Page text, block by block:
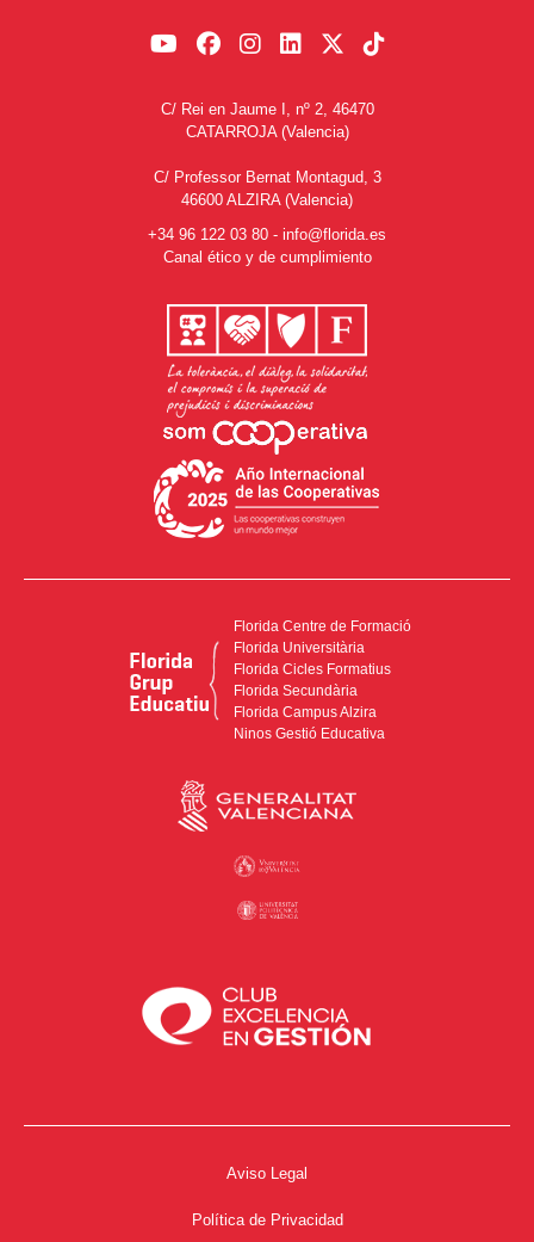
C/ Rei en Jaume I, nº 2, 46470
CATARROJA (Valencia)
C/ Professor Bernat Montagud, 3
46600 ALZIRA (Valencia)
+34 96 122 03 80 - info@florida.es
Canal ético y de cumplimiento
Florida Centre de Formació
Florida Universitària
Florida Cicles Formatius
Florida Secundària
Florida Campus Alzira
Ninos Gestió Educativa
Aviso Legal
Política de Privacidad